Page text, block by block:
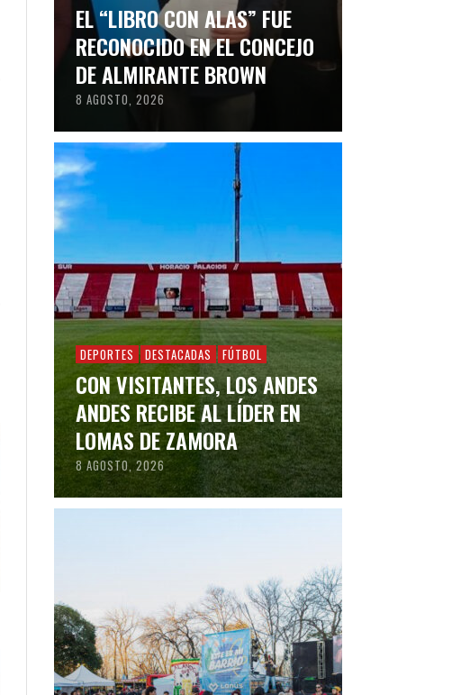
EL “LIBRO CON ALAS” FUE
RECONOCIDO EN EL CONCEJO
DE ALMIRANTE BROWN
8 AGOSTO, 2026
DEPORTES DESTACADAS FÚTBOL
CON VISITANTES, LOS ANDES
ANDES RECIBE AL LÍDER EN
LOMAS DE ZAMORA
8 AGOSTO, 2026